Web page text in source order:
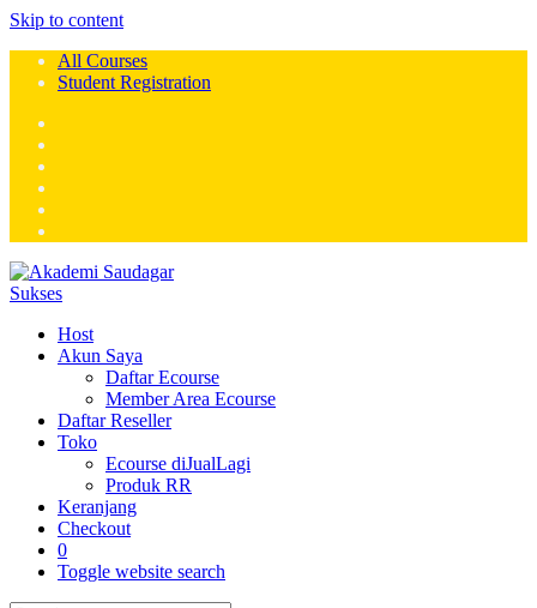
Skip to content
All Courses
Student Registration
Host
Akun Saya
Daftar Ecourse
Member Area Ecourse
Daftar Reseller
Toko
Ecourse diJualLagi
Produk RR
Keranjang
Checkout
0
Toggle website search